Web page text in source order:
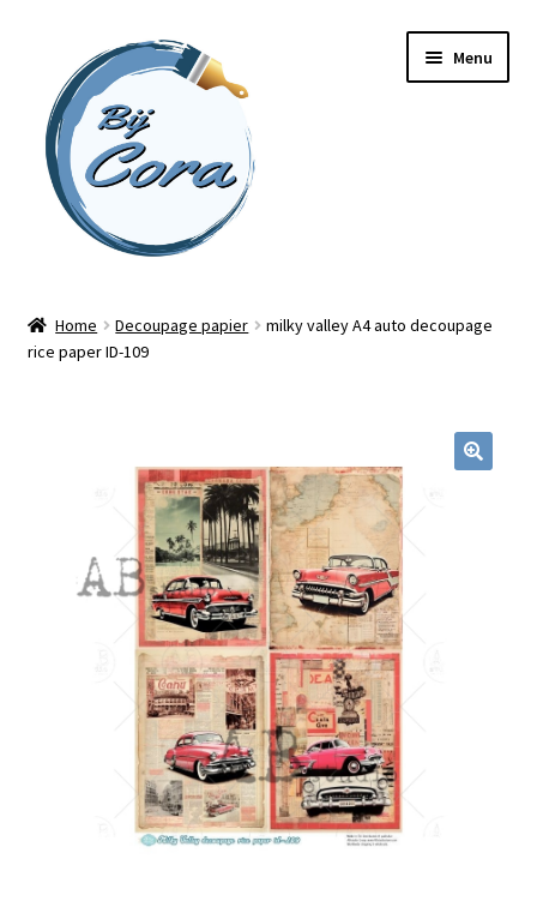
naar
navigatie
inhoud
Menu
Workshops
Blog / DIY / Tutorials
Home Decoupage papier
milky valley A4 auto decoupage
rice paper ID-109